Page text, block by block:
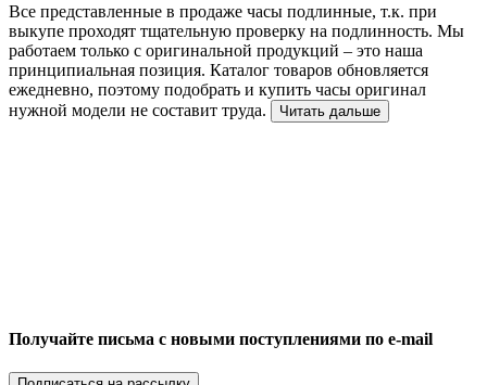
Все представленные в продаже часы подлинные, т.к. при
выкупе проходят тщательную проверку на подлинность. Мы
работаем только с оригинальной продукций – это наша
принципиальная позиция. Каталог товаров обновляется
ежедневно, поэтому подобрать и купить часы оригинал
нужной модели не составит труда.
Читать дальше
Получайте письма с новыми поступлениями по e-mail